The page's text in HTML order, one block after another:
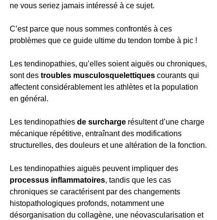
ne vous seriez jamais intéressé à ce sujet.
C’est parce que nous sommes confrontés à ces
problèmes que ce guide ultime du tendon tombe à pic !
Les tendinopathies, qu’elles soient aiguës ou chroniques,
sont des troubles musculosquelettiques courants qui
affectent considérablement les athlètes et la population
en général.
Les tendinopathies de surcharge résultent d’une charge
mécanique répétitive, entraînant des modifications
structurelles, des douleurs et une altération de la fonction.
Les tendinopathies aiguës peuvent impliquer des
processus inflammatoires, tandis que les cas
chroniques se caractérisent par des changements
histopathologiques profonds, notamment une
désorganisation du collagène, une néovascularisation et